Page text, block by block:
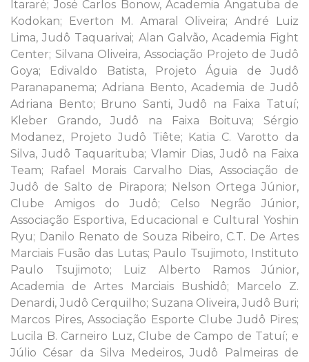
Itararé; José Carlos Bonow, Academia Angatuba de
Kodokan; Everton M. Amaral Oliveira; André Luiz
Lima, Judô Taquarivai; Alan Galvão, Academia Fight
Center; Silvana Oliveira, Associação Projeto de Judô
Goya; Edivaldo Batista, Projeto Águia de Judô
Paranapanema; Adriana Bento, Academia de Judô
Adriana Bento; Bruno Santi, Judô na Faixa Tatuí;
Kleber Grando, Judô na Faixa Boituva; Sérgio
Modanez, Projeto Judô Tiête; Katia C. Varotto da
Silva, Judô Taquarituba; Vlamir Dias, Judô na Faixa
Team; Rafael Morais Carvalho Dias, Associação de
Judô de Salto de Pirapora; Nelson Ortega Júnior,
Clube Amigos do Judô; Celso Negrão Júnior,
Associação Esportiva, Educacional e Cultural Yoshin
Ryu; Danilo Renato de Souza Ribeiro, C.T. De Artes
Marciais Fusão das Lutas; Paulo Tsujimoto, Instituto
Paulo Tsujimoto; Luiz Alberto Ramos Júnior,
Academia de Artes Marciais Bushidô; Marcelo Z.
Denardi, Judô Cerquilho; Suzana Oliveira, Judô Buri;
Marcos Pires, Associação Esporte Clube Judô Pires;
Lucila B. Carneiro Luz, Clube de Campo de Tatuí; e
Júlio César da Silva Medeiros, Judô Palmeiras de